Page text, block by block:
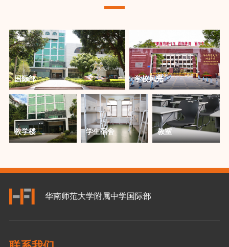
国际部 学校风光
教学楼 学生宿舍 教室
华南师范大学附属中学国际部